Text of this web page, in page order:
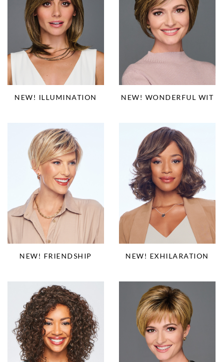
NEW! ILLUMINATION NEW! WONDERFUL WIT
NEW! FRIENDSHIP NEW! EXHILARATION